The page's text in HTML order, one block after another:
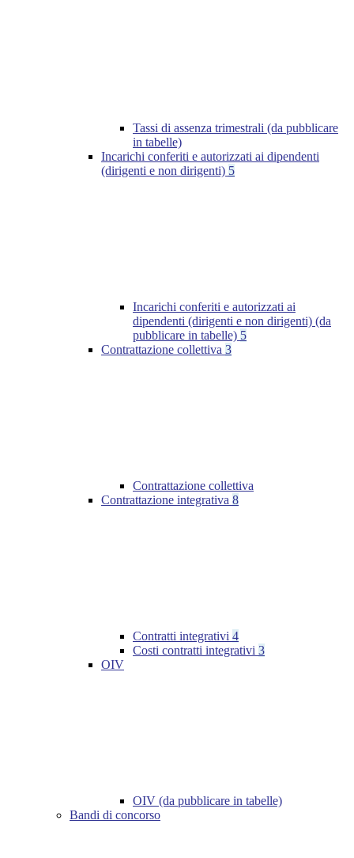
Tassi di assenza trimestrali (da pubblicare
in tabelle)
Incarichi conferiti e autorizzati ai dipendenti
(dirigenti e non dirigenti) 5
Incarichi conferiti e autorizzati ai
dipendenti (dirigenti e non dirigenti) (da
pubblicare in tabelle) 5
Contrattazione collettiva 3
Contrattazione collettiva
Contrattazione integrativa 8
Contratti integrativi 4
Costi contratti integrativi 3
OIV
OIV (da pubblicare in tabelle)
Bandi di concorso